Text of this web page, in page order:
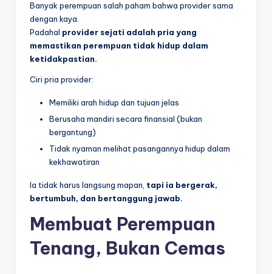
Banyak perempuan salah paham bahwa provider sama
dengan kaya.
Padahal provider sejati adalah pria yang
memastikan perempuan tidak hidup dalam
ketidakpastian.
Ciri pria provider:
Memiliki arah hidup dan tujuan jelas
Berusaha mandiri secara finansial (bukan
bergantung)
Tidak nyaman melihat pasangannya hidup dalam
kekhawatiran
Ia tidak harus langsung mapan, tapi ia bergerak,
bertumbuh, dan bertanggung jawab.
Membuat Perempuan
Tenang, Bukan Cemas